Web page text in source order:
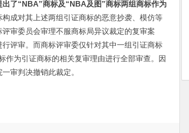
了“NBA”商标及“NBA及图”商标两组商标作为
成对其上述两组引证商标的恶意抄袭、模仿等
审委员会审理不服商标局异议裁定的复审案
评审。而商标评审委仅针对其中一组引证商标
作为引证商标的相关复审理由进行全部审查。因
审判决撤销此裁定。